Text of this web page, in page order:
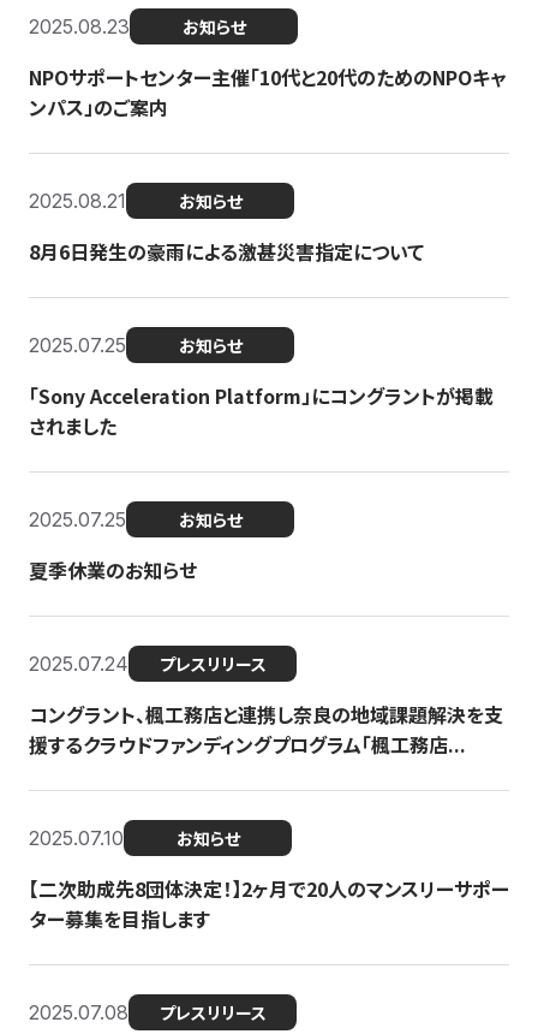
2025.08.23 お知らせ
NPOサポートセンター主催「10代と20代のためのNPOキャ
ンパス」のご案内
2025.08.21 お知らせ
8月6日発生の豪雨による激甚災害指定について
2025.07.25 お知らせ
「Sony Acceleration Platform」にコングラントが掲載
されました
2025.07.25 お知らせ
夏季休業のお知らせ
2025.07.24 プレスリリース
コングラント、楓工務店と連携し奈良の地域課題解決を支
援するクラウドファンディングプログラム「楓工務店...
2025.07.10 お知らせ
【二次助成先8団体決定！】2ヶ月で20人のマンスリーサポー
ター募集を目指します
2025.07.08 プレスリリース